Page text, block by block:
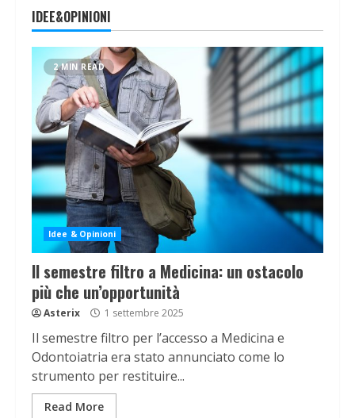
IDEE&OPINIONI
2 MIN READ
Idee & Opinioni
Il semestre filtro a Medicina: un ostacolo
più che un’opportunità
Asterix 1 settembre 2025
Il semestre filtro per l’accesso a Medicina e
Odontoiatria era stato annunciato come lo
strumento per restituire...
Read More